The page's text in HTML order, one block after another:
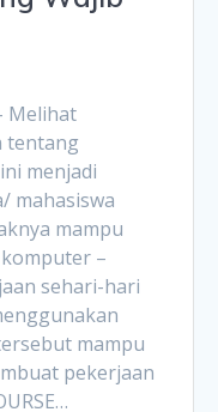
Melihat
tentang
menjadi
mahasiswa
mampu
–
sehari-hari
mampu
pekerjaan